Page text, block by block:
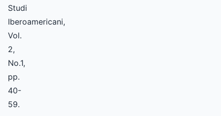
Studi
Iberoamericani,
Vol.
2,
No.1,
pp.
40-
59.